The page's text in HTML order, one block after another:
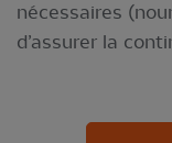
nécessaires
d’assurer la